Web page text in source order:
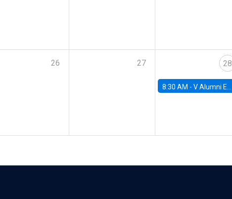
26 27 28
8:30 AM -V Alumni Economics Workshop